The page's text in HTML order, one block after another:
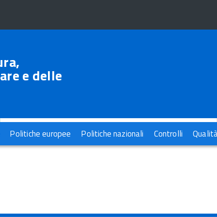
e delle
Politiche europee Politiche nazionali Controlli